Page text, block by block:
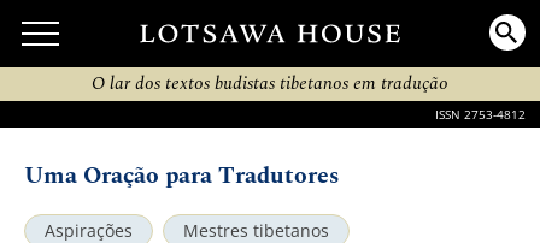
O lar dos textos budistas tibetanos em tradução
ISSN 2753-4812
Uma Oração para Tradutores
Aspirações
Mestres tibetanos